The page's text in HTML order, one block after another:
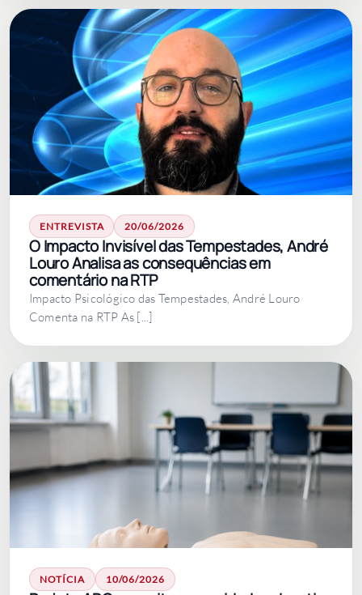
ENTREVISTA 20/06/2026
O Impacto Invisível das Tempestades, André
Louro Analisa as consequências em
comentário na RTP
Impacto Psicológico das Tempestades, André Louro
Comenta na RTP As [...]
NOTÍCIA 10/06/2026